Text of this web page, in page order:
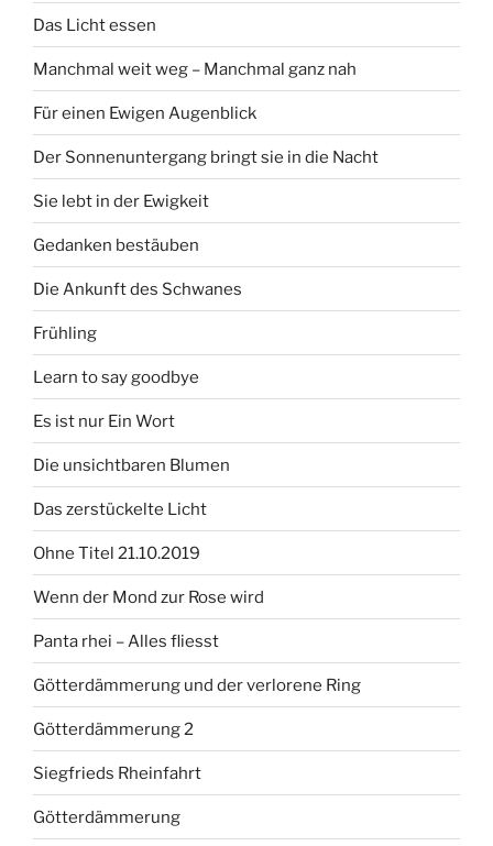
Das Licht essen
Manchmal weit weg – Manchmal ganz nah
Für einen Ewigen Augenblick
Der Sonnenuntergang bringt sie in die Nacht
Sie lebt in der Ewigkeit
Gedanken bestäuben
Die Ankunft des Schwanes
Frühling
Learn to say goodbye
Es ist nur Ein Wort
Die unsichtbaren Blumen
Das zerstückelte Licht
Ohne Titel 21.10.2019
Wenn der Mond zur Rose wird
Panta rhei – Alles fliesst
Götterdämmerung und der verlorene Ring
Götterdämmerung 2
Siegfrieds Rheinfahrt
Götterdämmerung